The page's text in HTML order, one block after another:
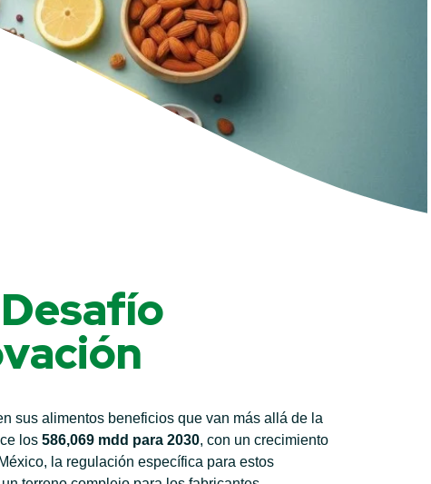
sus alimentos beneficios que van más allá de la
los 586,069 mdd para 2030, con un crecimiento
la regulación específica para estos